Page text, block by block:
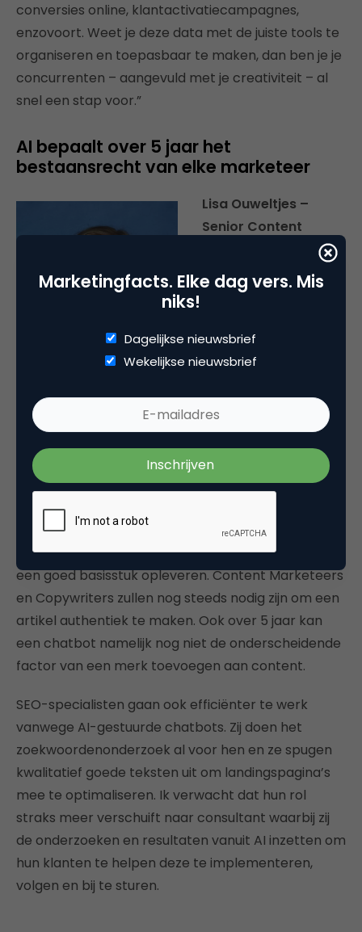
conversies online, klantactivatiecampagnes,
enzovoort. Weet je deze data met de juiste tools te
organiseren en toepasbaar te maken, dan ben je je
concurrenten – aangevuld met je creativiteit – al
snel een stap voor.”
AI bepaalt over 5 jaar het
bestaansrecht van elke marketeer
Lisa Ouweltjes –
Senior Content
“Marketeers die AI niet
5 jaar heel ver achter.
Dat geldt zeker voor
Copywriters en SEO-
specialisten.
AI en AI-gestuurde chatbots gaan voornamelijk
waarde toevoegen voor Content Marketeers en
Copywriters bij het bedenken van
contentonderwerpen en bij het schrijven van
artikelen. Voor dat laatste blijft een chatbot vooral
een goed basisstuk opleveren. Content Marketeers
en Copywriters zullen nog steeds nodig zijn om een
artikel authentiek te maken. Ook over 5 jaar kan
een chatbot namelijk nog niet de onderscheidende
factor van een merk toevoegen aan content.
SEO-specialisten gaan ook efficiënter te werk
vanwege AI-gestuurde chatbots. Zij doen het
zoekwoordenonderzoek al voor hen en ze spugen
kwalitatief goede teksten uit om landingspagina’s
mee te optimaliseren. Ik verwacht dat hun rol
straks meer verschuift naar consultant waarbij zij
de onderzoeken en resultaten vanuit AI inzetten om
hun klanten te helpen deze te implementeren,
volgen en bij te sturen.
Marketingfacts. Elke dag vers. Mis
niks!
Dagelijkse nieuwsbrief
Wekelijkse nieuwsbrief